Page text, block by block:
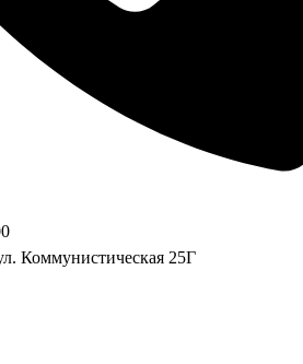
Коммунистическая 25Г